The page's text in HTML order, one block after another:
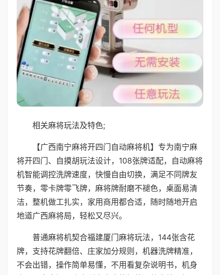
相关麻将玩法及特色;
【广西南宁麻将开四门自动麻将机】专为南宁麻
将开四门、自摸胡玩法设计，108张牌适配，自动麻将
机智能调控洗牌速度，快慢自由切换，满足不同牌友
节奏，零卡牌零飞牌，麻将牌耐磨不褪色，桌面易清
洁，整机做工扎实，家用商用都合适，随时随地开启
地道广西麻将局，轻松又尽兴。
普通麻将机契合福建厦门麻将玩法，144张含花
牌，支持花牌翻倍、庄家加分规则，机器洗牌精准，
不会出错，操作简单易懂，不用看复杂说明书，机身